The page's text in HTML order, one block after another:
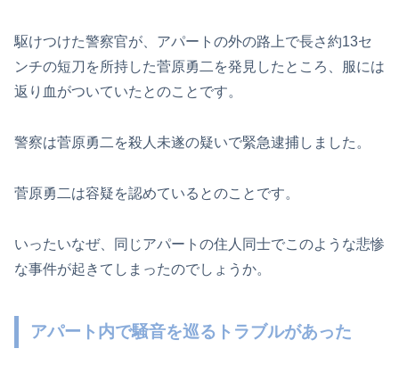
駆けつけた警察官が、アパートの外の路上で長さ約13セ
ンチの短刀を所持した菅原勇二を発見したところ、服には
返り血がついていたとのことです。
警察は菅原勇二を殺人未遂の疑いで緊急逮捕しました。
菅原勇二は容疑を認めているとのことです。
いったいなぜ、同じアパートの住人同士でこのような悲惨
な事件が起きてしまったのでしょうか。
アパート内で騒音を巡るトラブルがあった